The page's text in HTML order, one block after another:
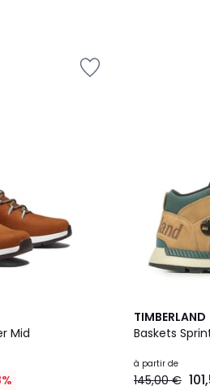
Mid
TIMBERLAND
Baskets
à partir de
145,00 €